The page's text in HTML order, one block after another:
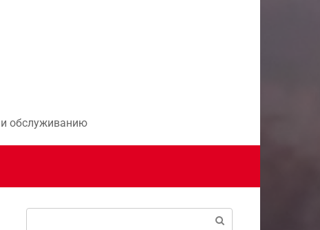
и обслуживанию